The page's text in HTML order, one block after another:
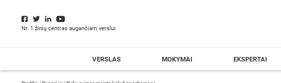
Nr. 1 žinių centras augančiam verslui
VERSLAS MOKYMAI EKSPERTAI